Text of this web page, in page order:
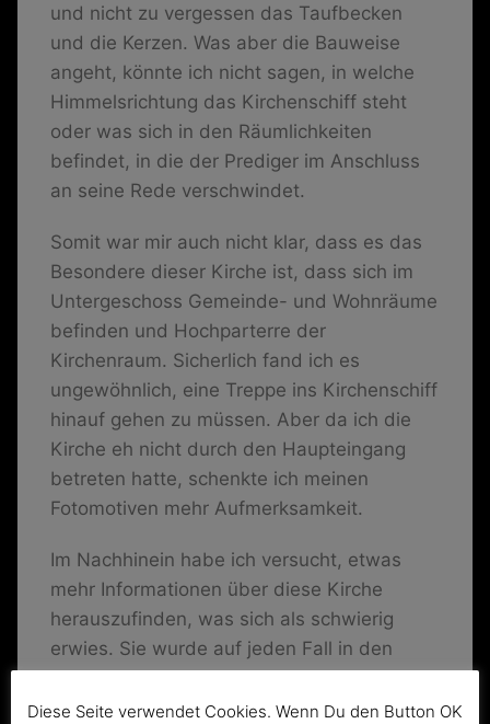
und nicht zu vergessen das Taufbecken
und die Kerzen. Was aber die Bauweise
angeht, könnte ich nicht sagen, in welche
Himmelsrichtung das Kirchenschiff steht
oder was sich in den Räumlichkeiten
befindet, in die der Prediger im Anschluss
an seine Rede verschwindet.
Somit war mir auch nicht klar, dass es das
Besondere dieser Kirche ist, dass sich im
Untergeschoss Gemeinde- und Wohnräume
befinden und Hochparterre der
Kirchenraum. Sicherlich fand ich es
ungewöhnlich, eine Treppe ins Kirchenschiff
hinauf gehen zu müssen. Aber da ich die
Kirche eh nicht durch den Haupteingang
betreten hatte, schenkte ich meinen
Fotomotiven mehr Aufmerksamkeit.
Im Nachhinein habe ich versucht, etwas
mehr Informationen über diese Kirche
herauszufinden, was sich als schwierig
erwies. Sie wurde auf jeden Fall in den
bekannten halleschen Kirchenarchitekten
Diese Seite verwendet Cookies. Wenn Du den Button OK